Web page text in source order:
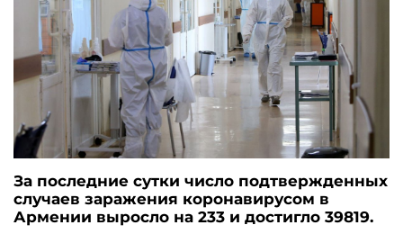
За последние сутки число подтвержденных
случаев заражения коронавирусом в
Армении выросло на 233 и достигло 39819.